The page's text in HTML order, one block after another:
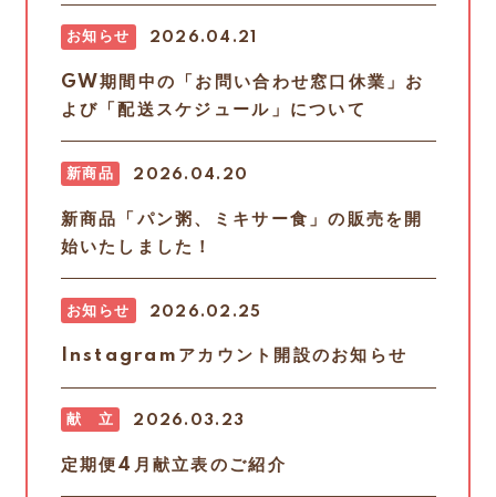
2026.04.21
お知らせ
GW期間中の「お問い合わせ窓口休業」お
よび「配送スケジュール」について
2026.04.20
新商品
新商品「パン粥、ミキサー食」の販売を開
始いたしました！
2026.02.25
お知らせ
Instagramアカウント開設のお知らせ
2026.03.23
献 立
定期便4月献立表のご紹介